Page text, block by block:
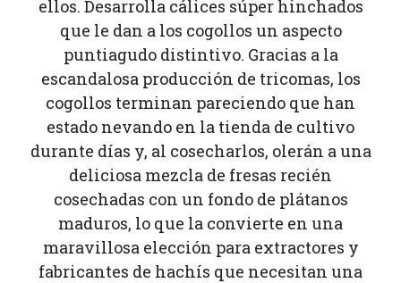
ellos. Desarrolla cálices súper hinchados
que le dan a los cogollos un aspecto
puntiagudo distintivo. Gracias a la
escandalosa producción de tricomas, los
cogollos terminan pareciendo que han
estado nevando en la tienda de cultivo
durante días y, al cosecharlos, olerán a una
deliciosa mezcla de fresas recién
cosechadas con un fondo de plátanos
maduros, lo que la convierte en una
maravillosa elección para extractores y
fabricantes de hachís que necesitan una